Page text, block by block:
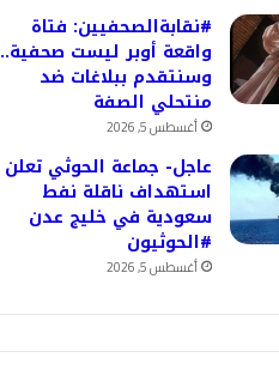
#نقابةالصحفيين: فتاة
واقعة أوبر ليست صحفية..
وسنتقدم ببلاغات ضد
منتحلي الصفة
أغسطس 5, 2026
عاجل- جماعة الحوثي تعلن
استهداف ناقلة نفط
سعودية في خليج عدن
#الحوثيون
أغسطس 5, 2026